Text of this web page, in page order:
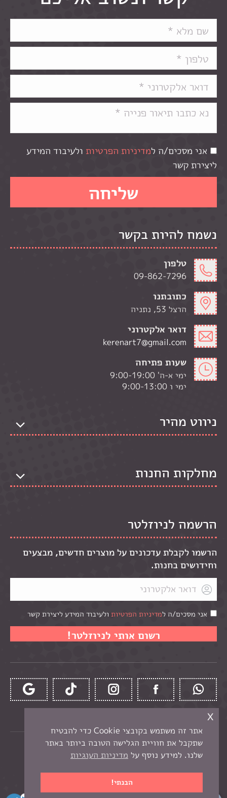
אני מסכים/ה למדיניות הפרטיות ולעיבוד המידע
ליצירת קשר
נשמח להיות בקשר
טלפון
09-862-7296
כתובתנו
הרצל 53, נתניה
דואר אלקטרוני
kerenart7@gmail.com
שעות פתיחה
ימי א-ה' 9:00-19:00
ימי ו 9:00-13:00
ניווט מהיר
מחלקות החנות
הרשמה לניוזלטר
הרשמו לקבלת עדכונים על מוצרים חדשים, מבצעים
וחידושים בחנות.
אני מסכים/ה למדיניות הפרטיות ולעיבוד המידע ליצירת קשר
כל הזכויות שמורות לקרן -חנות יצירה בנתניה
תפריט תחתון
בניית אתר מכירות
אתר זה משתמש בקובצי Cookie כדי להבטיח
שתקבל את חוויית הגלישה הטובה ביותר באתר
שלנו. למידע נוסף על מדיניות העוגיות
הבנתי!
x